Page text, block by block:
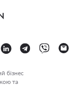
бізнес
та